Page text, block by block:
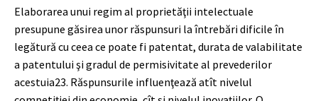
Elaborarea unui regim al proprietăţii intelectuale
presupune găsirea unor răspunsuri la întrebări dificile în
legătură cu ceea ce poate fi patentat, durata de valabilitate
a patentului şi gradul de permisivitate al prevederilor
acestuia23. Răspunsurile influenţează atît nivelul